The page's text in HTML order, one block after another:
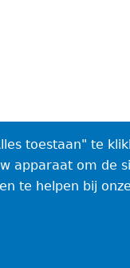
toestaan" te
apparaat om de
te helpen bij onze